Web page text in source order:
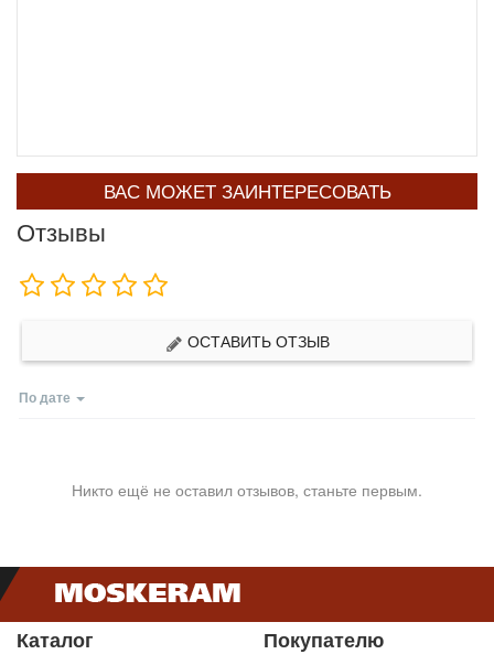
ВАС МОЖЕТ ЗАИНТЕРЕСОВАТЬ
Отзывы
ОСТАВИТЬ ОТЗЫВ
По дате
Никто ещё не оставил отзывов, станьте первым.
Каталог Покупателю